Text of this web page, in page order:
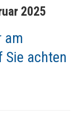
2025
am
Sie achten